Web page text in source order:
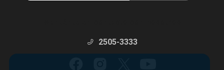
2505-3333